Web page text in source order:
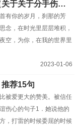
感谢客户的话语大全（关于关于分手伤心的句子）
有你的岁月，刹那的芳
念，在时光里层层堆积，
空，为你，在我的世界里
2023-01-06
推荐15句
被爱更大的赞美。被信任
伤心的句子1．她说他的
，打雷的时候委屈的时候